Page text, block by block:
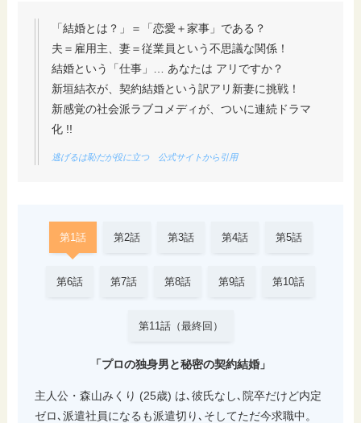
「結婚とは？」＝「恋愛＋家事」である？
夫＝雇用主、妻＝従業員という不思議な関係！
結婚という「仕事」… あなたは アリですか？
新垣結衣が、契約結婚という訳アリ新妻に挑戦！
新感覚の社会派ラブコメディが、ついに連続ドラマ
化 !!
逃げるは恥だが役に立つ 公式サイトから引用
第1話 第2話 第3話 第4話 第5話
第6話 第7話 第8話 第9話 第10話
第11話（最終回）
「プロの独身男と秘密の契約結婚」
主人公・森山みくり (25歳) は､彼氏なし､院卒だけど内定
ゼロ､派遣社員になるも派遣切り､そしてただ今求職中。